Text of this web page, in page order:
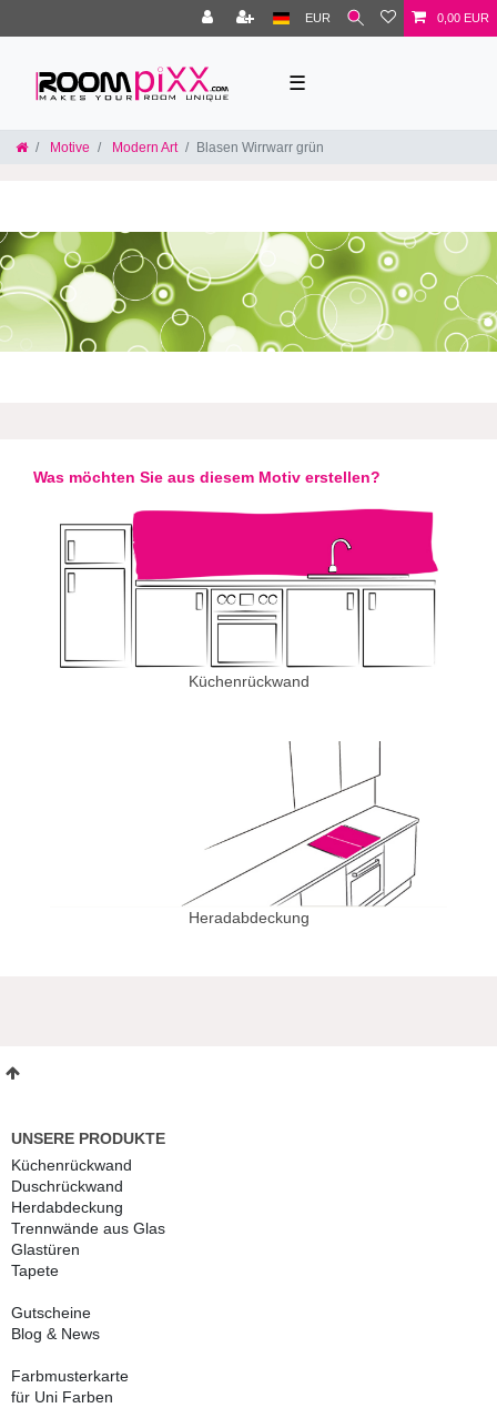
EUR 0,00 EUR
☰
Motive Modern Art Blasen Wirrwarr grün
Was möchten Sie aus diesem Motiv erstellen?
Küchenrückwand
Heradabdeckung
UNSERE PRODUKTE
Küchenrückwand
Duschrückwand
Herdabdeckung
Trennwände aus Glas
Glastüren
Tapete
Gutscheine
Blog & News
Farbmusterkarte
für Uni Farben